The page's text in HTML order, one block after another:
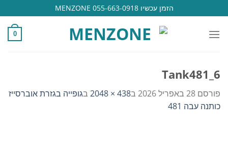
to
content
הזמן עכשיו 055-663-0918 MENZONE
0
Tank481_6
פורסם 28 באפריל 2026 ב438 × 2048 בגופייה בגזרת אוברסייז
כותנה עבה 481